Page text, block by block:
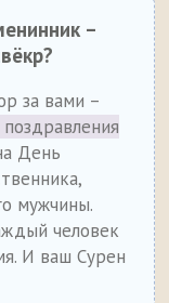
–
за вами –
День
мужчины.
человек
И ваш Сурен